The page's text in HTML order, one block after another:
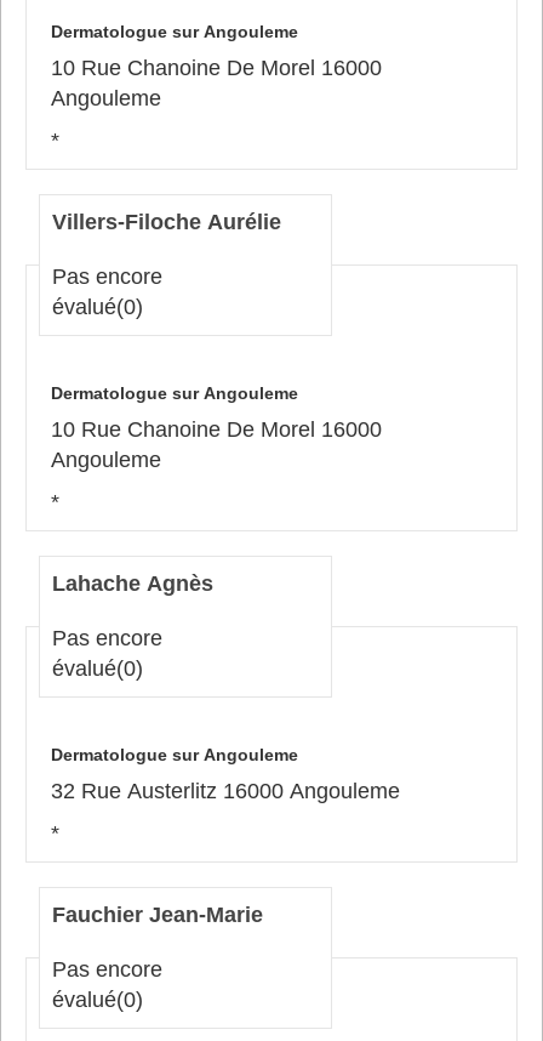
Dermatologue sur Angouleme
10 Rue Chanoine De Morel 16000
Angouleme
*
Villers-Filoche Aurélie
Pas encore
évalué(0)
Dermatologue sur Angouleme
10 Rue Chanoine De Morel 16000
Angouleme
*
Lahache Agnès
Pas encore
évalué(0)
Dermatologue sur Angouleme
32 Rue Austerlitz 16000 Angouleme
*
Fauchier Jean-Marie
Pas encore
évalué(0)